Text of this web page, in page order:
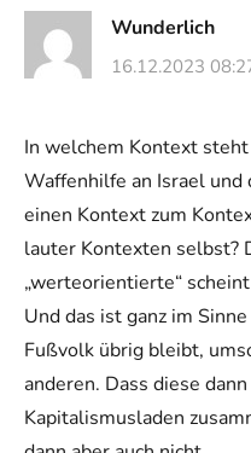
Wunderlich
16.12.2023
In welchem Kontext
Waffenhilfe an Israel und
einen Kontext zum
lauter Kontexten selbst?
„werteorientierte“
Und das ist ganz im
Fußvolk übrig bleibt,
anderen. Dass diese
Kapitalismusladen